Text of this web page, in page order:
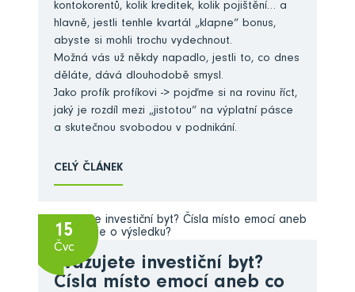
kontokorentů, kolik kreditek, kolik pojištění… a
hlavně, jestli tenhle kvartál „klapne“ bonus,
abyste si mohli trochu vydechnout.
Možná vás už někdy napadlo, jestli to, co dnes
děláte, dává dlouhodobě smysl.
Jako profík profíkovi -> pojďme si na rovinu říct,
jaký je rozdíl mezi „jistotou“ na výplatní pásce
a skutečnou svobodou v podnikání.
CELÝ ČLÁNEK
15
Čvc
Zvažujete investiční byt?
Čísla místo emocí aneb co